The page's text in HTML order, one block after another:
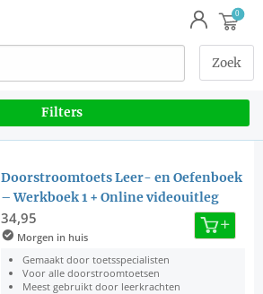
Filters
Doorstroomtoets Leer- en Oefenboek
– Werkboek 1 + Online videouitleg
34,95
Morgen in huis
Gemaakt door toetsspecialisten
Voor alle doorstroomtoetsen
Meest gebruikt door leerkrachten